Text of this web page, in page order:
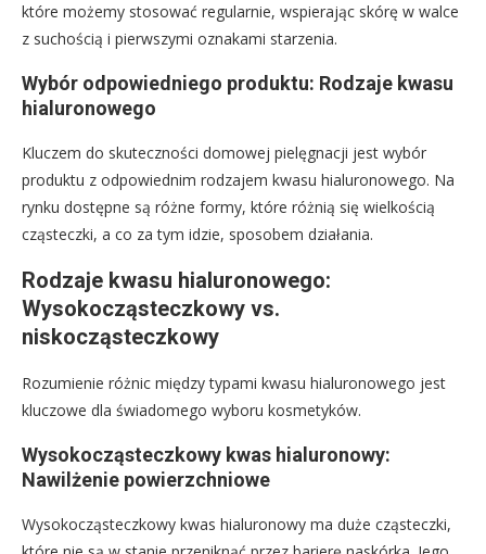
które możemy stosować regularnie, wspierając skórę w walce
z suchością i pierwszymi oznakami starzenia.
Wybór odpowiedniego produktu: Rodzaje kwasu
hialuronowego
Kluczem do skuteczności domowej pielęgnacji jest wybór
produktu z odpowiednim rodzajem kwasu hialuronowego. Na
rynku dostępne są różne formy, które różnią się wielkością
cząsteczki, a co za tym idzie, sposobem działania.
Rodzaje kwasu hialuronowego:
Wysokocząsteczkowy vs.
niskocząsteczkowy
Rozumienie różnic między typami kwasu hialuronowego jest
kluczowe dla świadomego wyboru kosmetyków.
Wysokocząsteczkowy kwas hialuronowy:
Nawilżenie powierzchniowe
Wysokocząsteczkowy kwas hialuronowy ma duże cząsteczki,